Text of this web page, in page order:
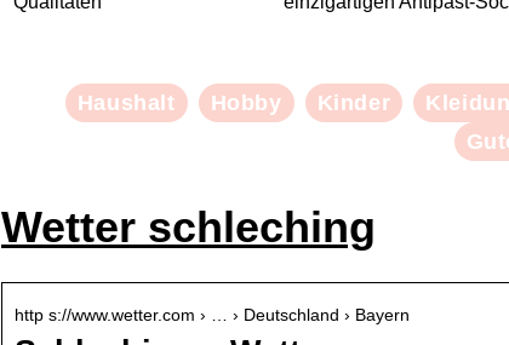
Haushalt Hobby Kinder
Wetter schleching
http s://www.wetter.com › … › Deutschland › Bayern